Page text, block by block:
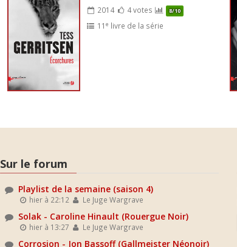
2014 4 votes 8/10
11 e livre de la série
Sur le forum
Playlist de la semaine (saison 4)
hier à 22:12 Le Juge Wargrave
Solak - Caroline Hinault (Rouergue Noir)
hier à 13:27 Le Juge Wargrave
Corrosion - Jon Bassoff (Gallmeister Néonoir)